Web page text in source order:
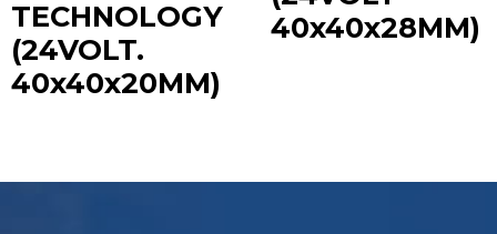
TECHNOLOGY
(24VOLT.
40x40x20MM)
40x40x28MM)
Te ayudamos con la elección más adecuada